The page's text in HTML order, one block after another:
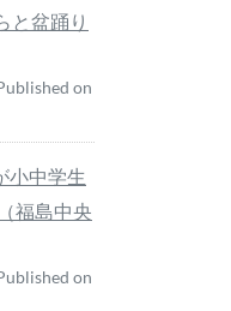
と盆踊り
on
小中学生
福島中央
on